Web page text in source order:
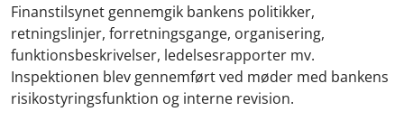
Finanstilsynet gennemgik bankens politikker,
retningslinjer, forretningsgange, organisering,
funktionsbeskrivelser, ledelsesrapporter mv.
Inspektionen blev gennemført ved møder med bankens
risikostyringsfunktion og interne revision.